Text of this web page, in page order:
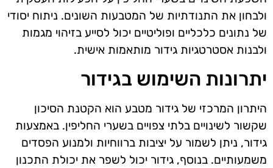
ולבחון את התנודתיות של המטבעות השונים. ניתוח יסודי
של נתונים כלכליים ופוליטיים יכול לסייע בזיהוי מגמות
ולבנות אסטרטגיות גידור מותאמות אישית.
יתרונות השימוש בגידור
היתרון המרכזי של גידור מטבע הוא הקטנת הסיכון
שקשור לשינויים בלתי צפויים בשערי החליפין. באמצעות
גידור, ניתן לשמור על יציבות ברווחיות ולמנוע הפסדים
משמעותיים. בנוסף, גידור יכול לשפר את יכולת התכנון